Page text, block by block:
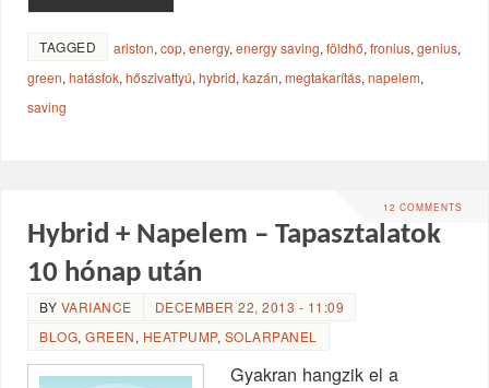
TAGGED ariston,cop,energy,energy saving,földhő,fronius,genius,
green,hatásfok,hőszivattyú,hybrid,kazán,megtakarítás,napelem,
saving
12 COMMENTS
Hybrid + Napelem – Tapasztalatok
10 hónap után
BY VARIANCE
DECEMBER 22, 2013 - 11:09
BLOG,GREEN, HEATPUMP, SOLARPANEL
Gyakran hangzik el a